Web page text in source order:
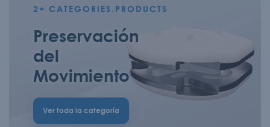
2+ CATEGORIES.PRODUCTS
Preservación
del
Movimiento
Ver toda la categoría